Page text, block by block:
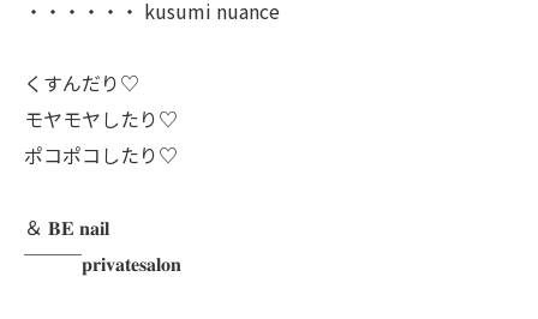
・・・・・・ kusumi nuance
くすんだり♡
モヤモヤしたり♡
ポコポコしたり♡
＆ 𝐁𝐄 𝐧𝐚𝐢𝐥
￣￣￣𝐩𝐫𝐢𝐯𝐚𝐭𝐞𝐬𝐚𝐥𝐨𝐧